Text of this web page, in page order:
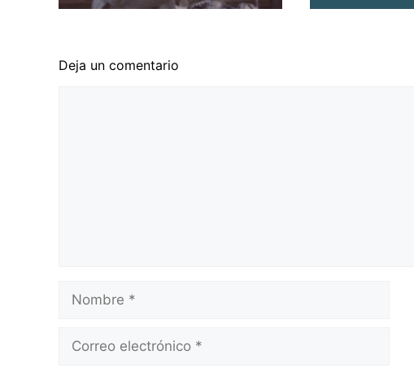
Deja un comentario
electrónico